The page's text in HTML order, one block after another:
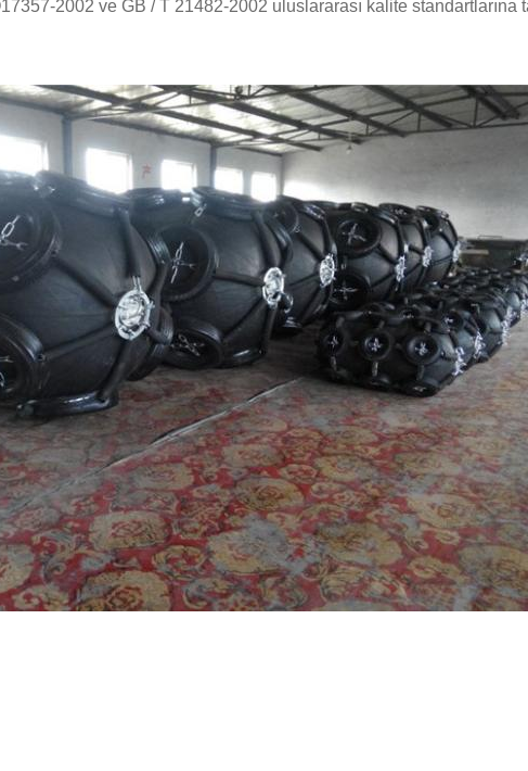
2002 ve GB / T 21482-2002 uluslararası kalite